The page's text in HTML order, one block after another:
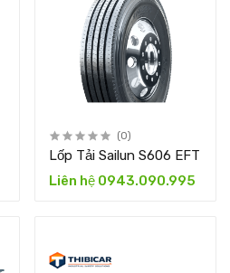
(0)
Lốp Tải Sailun S606 EFT
Liên hệ 0943.090.995